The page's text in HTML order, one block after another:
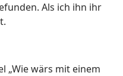
Als ich ihn ihr
„Wie wärs mit einem